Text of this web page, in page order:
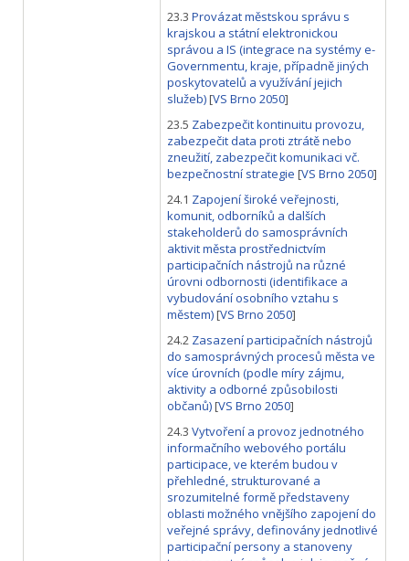
23.3 Provázat městskou správu s
krajskou a státní elektronickou
správou a IS (integrace na systémy e-
Governmentu, kraje, případně jiných
poskytovatelů a využívání jejich
služeb)[VS Brno 2050]
23.5 Zabezpečit kontinuitu provozu,
zabezpečit data proti ztrátě nebo
zneužití, zabezpečit komunikaci vč.
bezpečnostní strategie [VS Brno 2050]
24.1 Zapojení široké veřejnosti,
komunit, odborníků a dalších
stakeholderů do samosprávních
aktivit města prostřednictvím
participačních nástrojů na různé
úrovni odbornosti (identifikace a
vybudování osobního vztahu s
městem)[VS Brno 2050]
24.2 Zasazení participačních nástrojů
do samosprávných procesů města ve
více úrovních (podle míry zájmu,
aktivity a odborné způsobilosti
občanů)[VS Brno 2050]
24.3 Vytvoření a provoz jednotného
informačního webového portálu
participace, ve kterém budou v
přehledné, strukturované a
srozumitelné formě představeny
oblasti možného vnějšího zapojení do
veřejné správy, definovány jednotlivé
participační persony a stanoveny